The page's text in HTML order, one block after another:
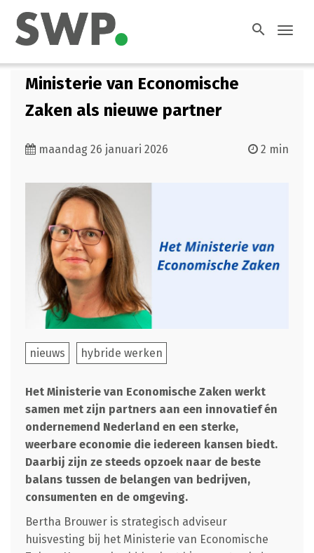
search
Ministerie van Economische
Zaken als nieuwe partner
maandag 26 januari 2026 2 min
nieuws hybride werken
Het Ministerie van Economische Zaken werkt
samen met zijn partners aan een innovatief én
ondernemend Nederland en een sterke,
weerbare economie die iedereen kansen biedt.
Daarbij zijn ze steeds opzoek naar de beste
balans tussen de belangen van bedrijven,
consumenten en de omgeving.
Bertha Brouwer is strategisch adviseur
huisvesting bij het Ministerie van Economische